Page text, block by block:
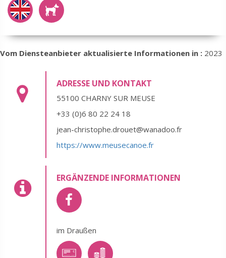
Vom Diensteanbieter aktualisierte Informationen in : 2023
ADRESSE UND KONTAKT
55100 CHARNY SUR MEUSE
+33 (0)6 80 22 24 18
jean-christophe.drouet@wanadoo.fr
https://www.meusecanoe.fr
ERGÄNZENDE INFORMATIONEN
im Draußen